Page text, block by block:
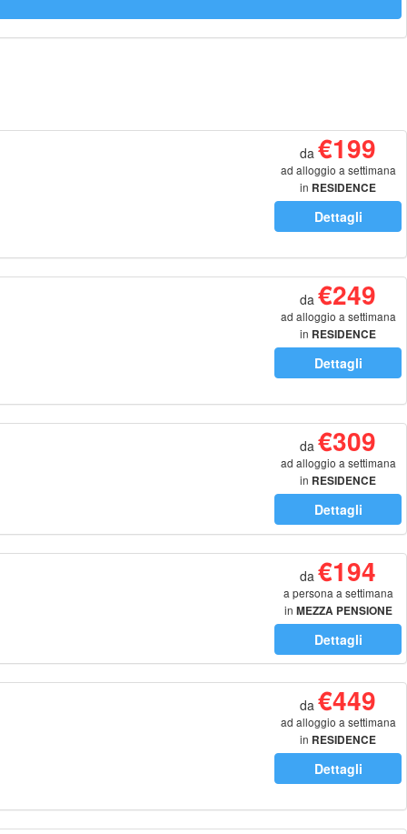
da €199
ad alloggio a settimana
in RESIDENCE
Dettagli
da €249
ad alloggio a settimana
in RESIDENCE
Dettagli
da €309
ad alloggio a settimana
in RESIDENCE
Dettagli
da €194
a persona a settimana
in MEZZA PENSIONE
Dettagli
da €449
ad alloggio a settimana
in RESIDENCE
Dettagli